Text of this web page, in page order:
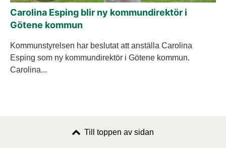
Carolina Esping blir ny kommundirektör i
Götene kommun
Kommunstyrelsen har beslutat att anställa Carolina
Esping som ny kommundirektör i Götene kommun.
Carolina...
Till toppen av sidan